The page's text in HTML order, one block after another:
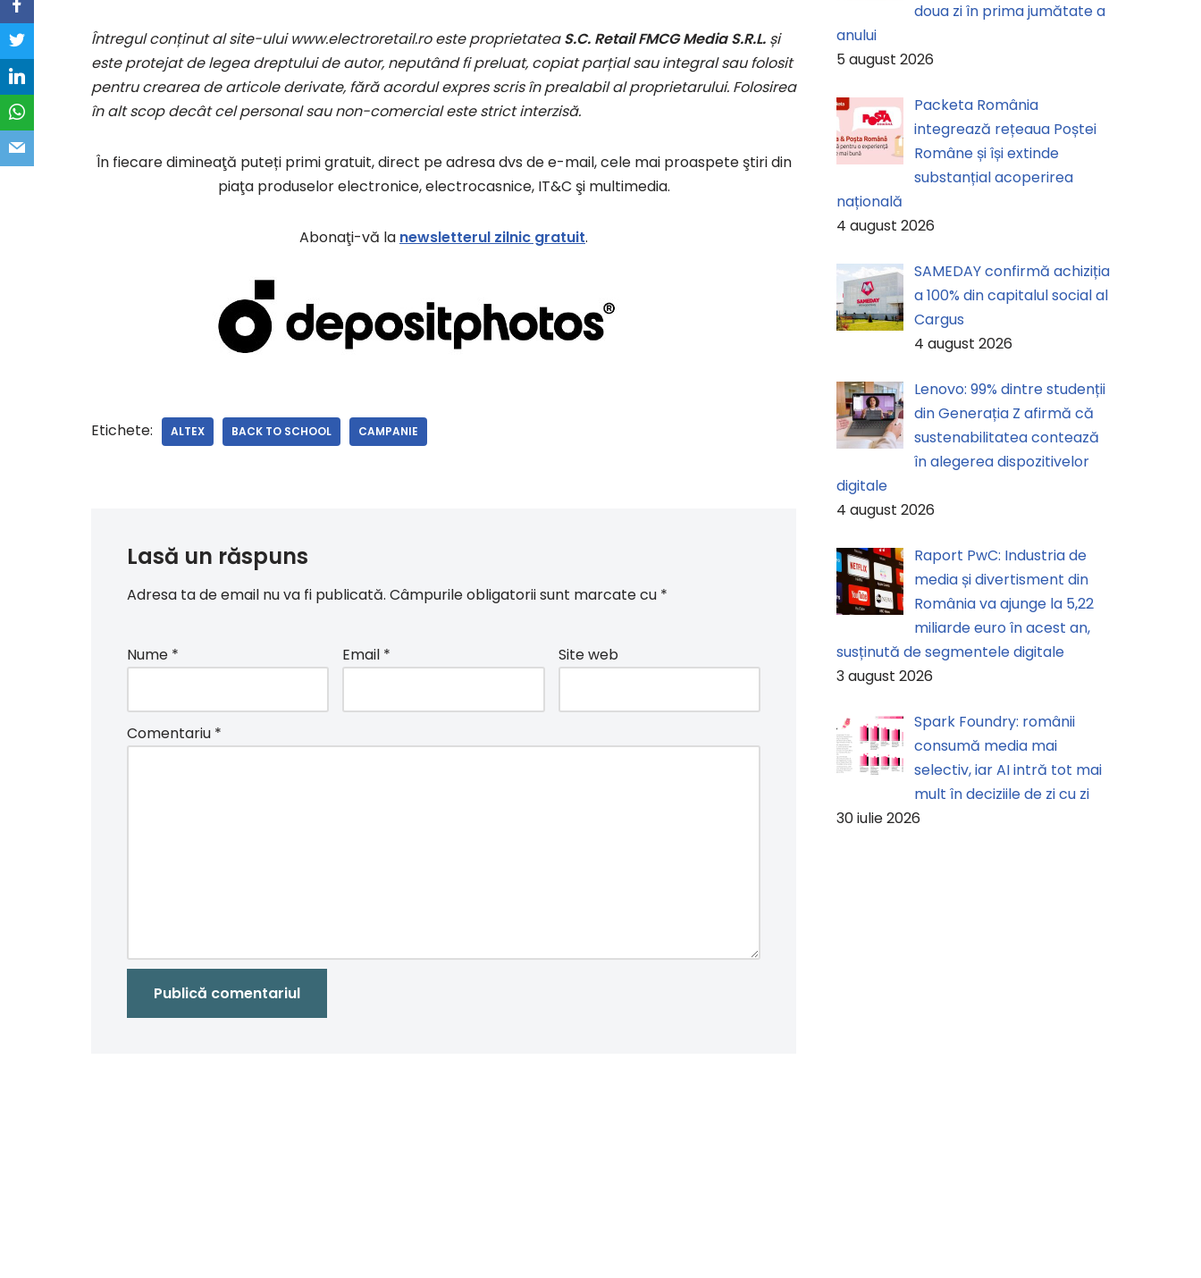
Întregul conținut al site-ului www.electroretail.ro este proprietateaS.C. Retail FMCG Media S.R.L. și
este protejat de legea dreptului de autor, neputând fi preluat, copiat parțial sau integral sau folosit
pentru crearea de articole derivate, fără acordul expres scris în prealabil al proprietarului. Folosirea
în alt scop decât cel personal sau non-comercial este strict interzisă.
În fiecare dimineaţă puteți primi gratuit, direct pe adresa dvs de e-mail, cele mai proaspete ştiri din
piaţa produselor electronice, electrocasnice, IT&C şi multimedia.
Abonaţi-vă la newsletterul zilnic gratuit.
Etichete: ALTEX BACK TO SCHOOL CAMPANIE
Lasă un răspuns
Adresa ta de email nu va fi publicată. Câmpurile obligatorii sunt marcate cu *
Nume * Email * Site web
Comentariu *
doua zi în prima jumătate a
anului
5 august 2026
Packeta România
integrează rețeaua Poștei
Române și își extinde
substanțial acoperirea
națională
4 august 2026
SAMEDAY confirmă achiziția
a 100% din capitalul social al
Cargus
4 august 2026
Lenovo: 99% dintre studenții
din Generația Z afirmă că
sustenabilitatea contează
în alegerea dispozitivelor
digitale
4 august 2026
Raport PwC: Industria de
media și divertisment din
România va ajunge la 5,22
miliarde euro în acest an,
susținută de segmentele digitale
3 august 2026
Spark Foundry: românii
consumă media mai
selectiv, iar AI intră tot mai
mult în deciziile de zi cu zi
30 iulie 2026